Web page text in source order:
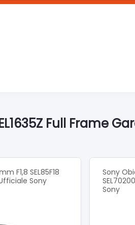
Full Frame
F1,8 SEL85F18
Sony
Sony
Sony